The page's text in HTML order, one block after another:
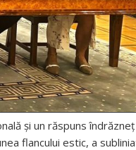
şi un răspuns
flancului estic, a